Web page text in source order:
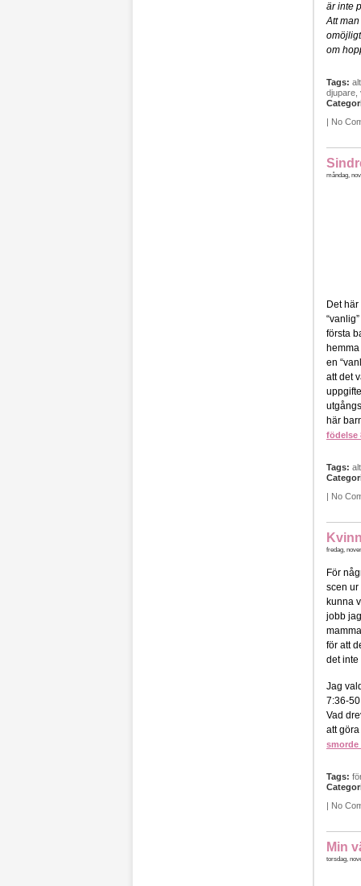
är inte
Att
om
Tags:
djupare
| No
måndag,
Det
första
en
att det
här
födelse
Tags:
| No
fredag,
För
scen
kunna
jobb
för att
det inte
Jag
7:36-
Vad
att
smorde
Tags:
| No
Min
torsdag,